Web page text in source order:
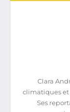
Clara
climatiques et
Ses